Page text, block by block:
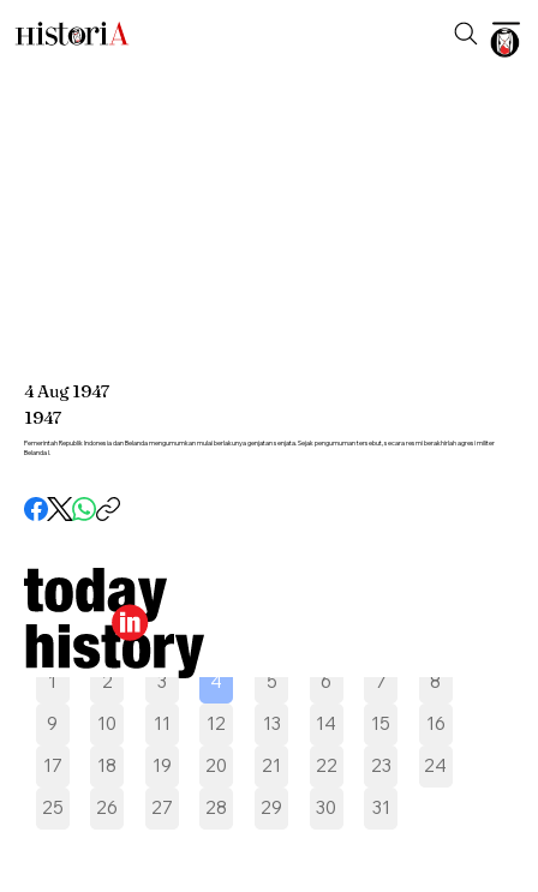
Pilih tanggal
1 2 3 4 5 6 7
8
9
10 11 12 13 14 15
16
17
18 19 20 21 22 23
24
25
26 27 28 29 30 31
4Aug1947
1947
Pemerintah Republik Indonesia dan Belanda mengumumkan mulai berlakunya genjatan senjata. Sejak pengumuman tersebut, secara resmi berakhirlah agresi militer
Belanda I.